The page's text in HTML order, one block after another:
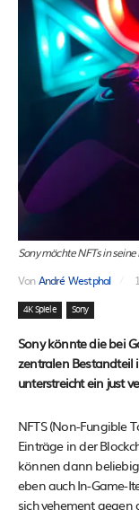
Sony möchte NFTs in
VonAndré Westphal
4K Spiele Sony
Sony könnte die bei
zentralen Bestandteil
unterstreicht ein just
NFTS (Non-Fungible
Einträge in der
können dann
eben auch In-Game-
sich vehement gegen